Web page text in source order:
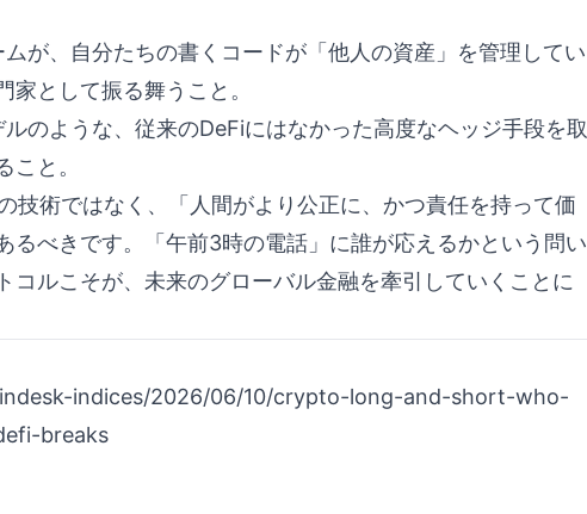
ムが、自分たちの書くコードが「他人の資産」を管理してい
として振る舞うこと。
のような、従来のDeFiにはなかった高度なヘッジ手段を取
こと。
技術ではなく、「人間がより公正に、かつ責任を持って価
るべきです。「午前3時の電話」に誰が応えるかという問い
コルこそが、未来のグローバル金融を牽引していくことに
indices/2026/06/10/crypto-long-and-short-who-
breaks